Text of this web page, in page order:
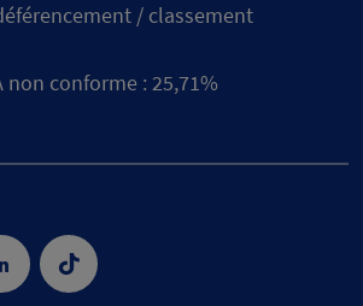
/ classement
non conforme : 25,71%
LinkedinTik
Tok